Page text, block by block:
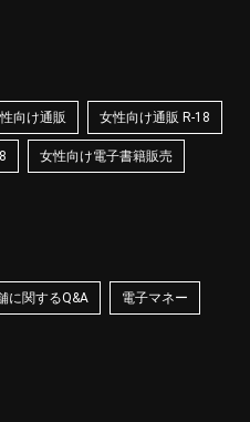
向け通販 女性向け通販 R-18
女性向け電子書籍販売
に関するQ&A 電子マネー